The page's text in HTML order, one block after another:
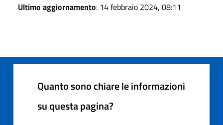
Ultimo aggiornamento: 14 febbraio 2024, 08:11
Quanto sono chiare le informazioni
su questa pagina?